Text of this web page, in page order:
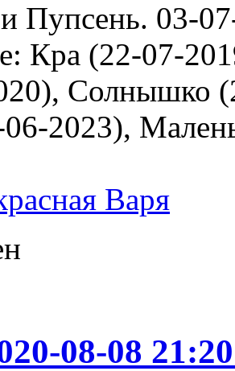
Пупсень. 03-
Кра (22-07-
Солнышко
2023),
Варя
08-08